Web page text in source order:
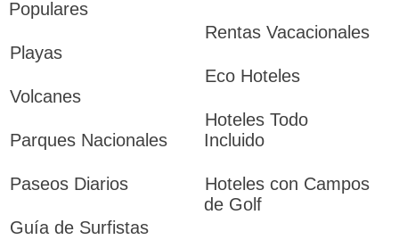
Populares
Playas
Volcanes
Parques Nacionales
Paseos Diarios
Guía de Surfistas
Rentas Vacacionales
Eco Hoteles
Hoteles Todo
Incluido
Hoteles con Campos
de Golf